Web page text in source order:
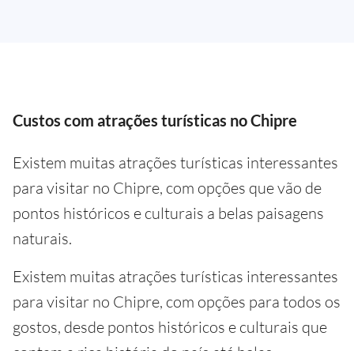
Custos com atrações turísticas no Chipre
Existem muitas atrações turísticas interessantes
para visitar no Chipre, com opções que vão de
pontos históricos e culturais a belas paisagens
naturais.
Existem muitas atrações turísticas interessantes
para visitar no Chipre, com opções para todos os
gostos, desde pontos históricos e culturais que